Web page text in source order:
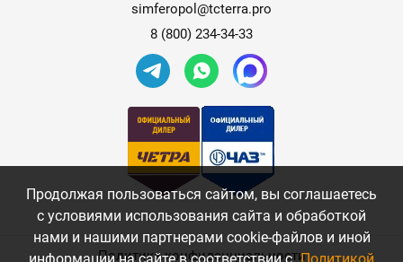
simferopol@tcterra.pro
8 (800) 234-34-33
Политика конфиденциальности
Продолжая пользоваться сайтом, вы соглашаетесь
с условиями использования сайта и обработкой
нами и нашими партнерами cookie-файлов и иной